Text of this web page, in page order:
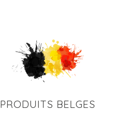
PRODUITS BELGES